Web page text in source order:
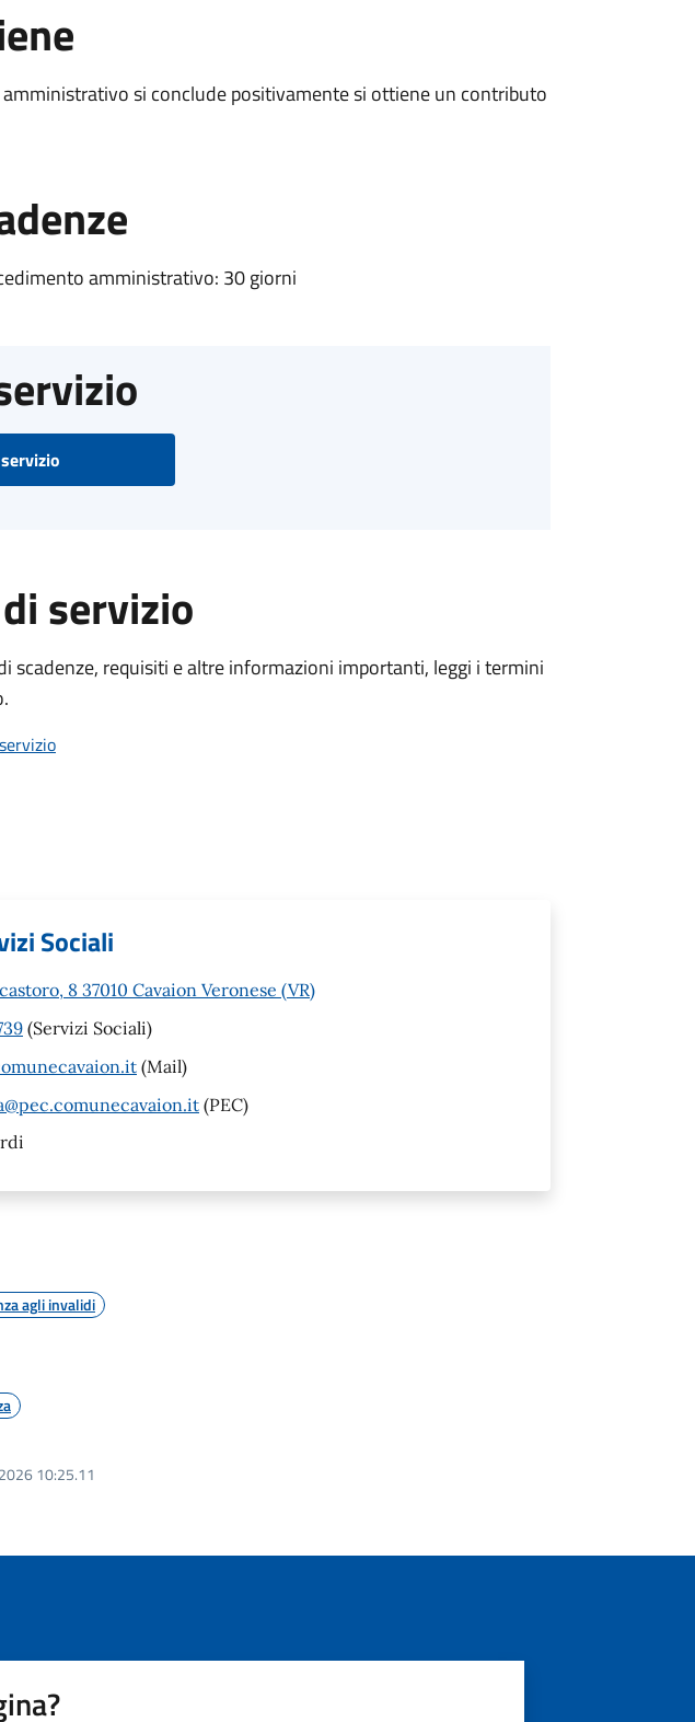
si conclude positivamente si ottiene un contributo
amministrativo: 30 giorni
servizio
scadenze, requisiti e altre informazioni importanti, leggi i termini
Sociali
8 37010 Cavaion Veronese (VR)
(Servizi Sociali)
(Mail)
(PEC)
agli invalidi
10:25.11